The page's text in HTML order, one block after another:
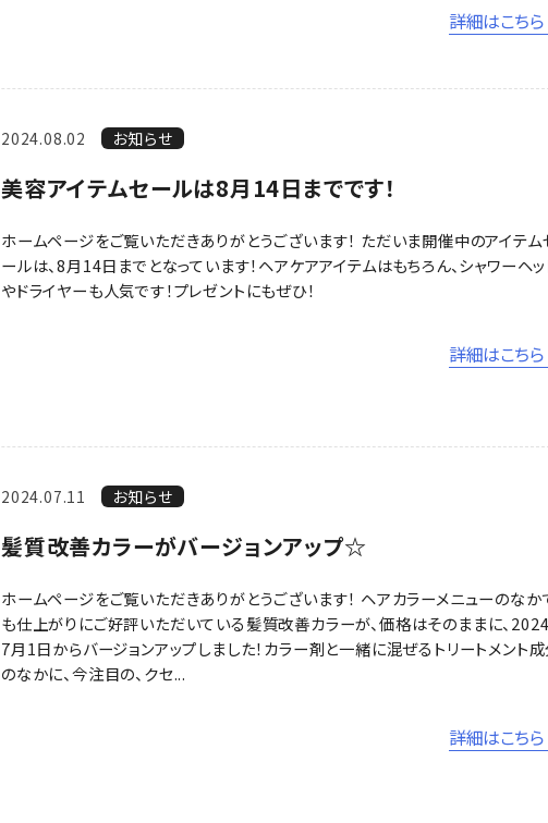
詳細はこちら
2024.08.02 お知らせ
美容アイテムセールは8月14日までです！
ホームページをご覧いただきありがとうございます！ ただいま開催中のアイテム
ールは、8月14日までとなっています！ヘアケアアイテムはもちろん、シャワーヘッ
やドライヤーも人気です！プレゼントにもぜひ！
詳細はこちら
2024.07.11 お知らせ
髪質改善カラーがバージョンアップ☆
ホームページをご覧いただきありがとうございます！ ヘアカラーメニューのなか
も仕上がりにご好評いただいている髪質改善カラーが、価格はそのままに、
7月1日からバージョンアップしました！カラー剤と一緒に混ぜるトリートメント
のなかに、今注目の、クセ...
詳細はこちら